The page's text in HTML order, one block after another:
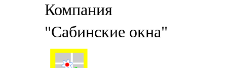
Компания
"Сабинские окна"